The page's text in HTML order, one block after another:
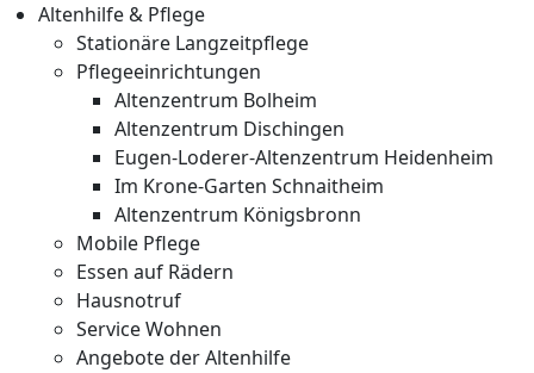
Altenhilfe & Pflege
Stationäre Langzeitpflege
Pflegeeinrichtungen
Altenzentrum Bolheim
Altenzentrum Dischingen
Eugen-Loderer-Altenzentrum Heidenheim
Im Krone-Garten Schnaitheim
Altenzentrum Königsbronn
Mobile Pflege
Essen auf Rädern
Hausnotruf
Service Wohnen
Angebote der Altenhilfe